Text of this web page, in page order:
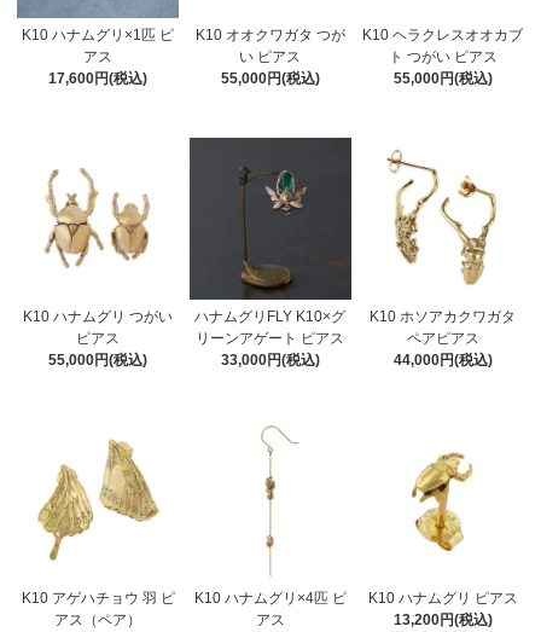
K10 ハナムグリ×1匹 ピ
アス
17,600円(税込)
K10 オオクワガタ つが
い ピアス
55,000円(税込)
K10 ヘラクレスオオカブ
ト つがい ピアス
55,000円(税込)
K10 ハナムグリ つがい
ピアス
55,000円(税込)
ハナムグリFLY K10×グ
リーンアゲート ピアス
33,000円(税込)
K10 ホソアカクワガタ
ペアピアス
44,000円(税込)
K10 アゲハチョウ 羽 ピ
アス（ペア）
K10 ハナムグリ×4匹 ピ
アス
K10 ハナムグリ ピアス
13,200円(税込)